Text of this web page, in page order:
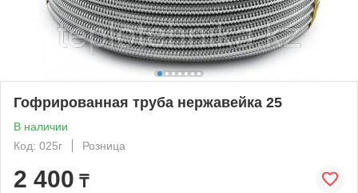
Гофрированная труба нержавейка 25
В наличии
Код: 025г
Розница
2 400 ₸